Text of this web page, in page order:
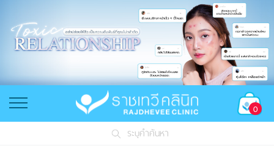
0
ระบุคำค้นหา